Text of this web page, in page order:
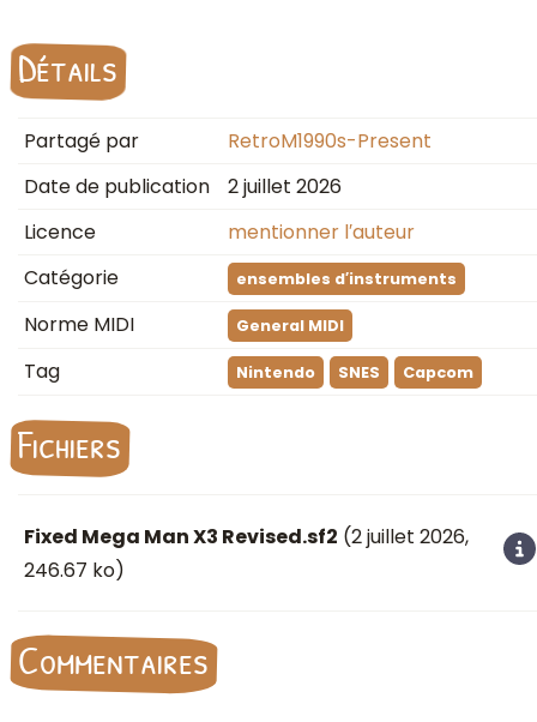
Détails
Partagé par
RetroM1990s-Present
Date de publication
2 juillet 2026
Licence
mentionner l′auteur
Catégorie
ensembles d′instruments
Norme MIDI General MIDI
Tag Nintendo SNES Capcom
Fichiers
Fixed Mega Man X3 Revised.sf2 (2 juillet 2026,
246.67 ko)
Commentaires